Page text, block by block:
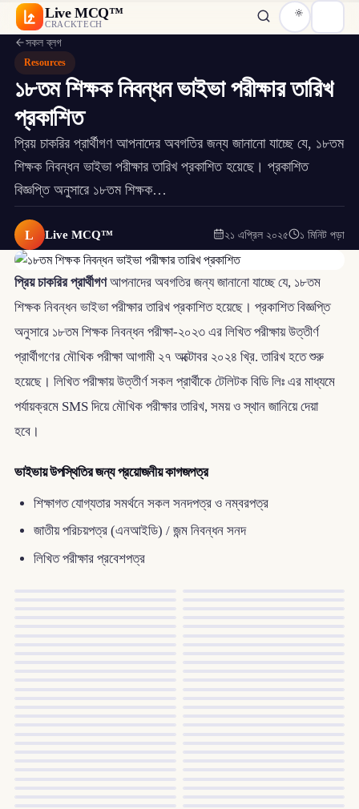
Live MCQ™
CRACKTECH
সকল ব্লগ
Resources
১৮তম শিক্ষক নিবন্ধন ভাইভা পরীক্ষার তারিখ
প্রকাশিত
প্রিয় চাকরির প্রার্থীগণ আপনাদের অবগতির জন্য জানানো যাচ্ছে যে, ১৮তম
শিক্ষক নিবন্ধন ভাইভা পরীক্ষার তারিখ প্রকাশিত হয়েছে। প্রকাশিত
বিজ্ঞপ্তি অনুসারে ১৮তম শিক্ষক…
L Live MCQ™ ২১ এপ্রিল ২০২৫ ১ মিনিট পড়া
প্রিয় চাকরির প্রার্থীগণআপনাদের অবগতির জন্য জানানো যাচ্ছে যে, ১৮তম
শিক্ষক নিবন্ধন ভাইভা পরীক্ষার তারিখ প্রকাশিত হয়েছে। প্রকাশিত বিজ্ঞপ্তি
অনুসারে ১৮তম শিক্ষক নিবন্ধন পরীক্ষা-২০২৩ এর লিখিত পরীক্ষায় উত্তীর্ণ
প্রার্থীগণের মৌখিক পরীক্ষা আগামী ২৭ অক্টোবর ২০২৪ খ্রি. তারিখ হতে শুরু
হয়েছে। লিখিত পরীক্ষায় উত্তীর্ণ সকল প্রার্থীকে টেলিটক বিডি লিঃ এর মাধ্যমে
পর্যায়ক্রমে SMS দিয়ে মৌখিক পরীক্ষার তারিখ, সময় ও স্থান জানিয়ে দেয়া
হবে।
ভাইভায় উপস্থিতির জন্য প্রয়োজনীয় কাগজপত্র
শিক্ষাগত যোগ্যতার সমর্থনে সকল সনদপত্র ও নম্বরপত্র
জাতীয় পরিচয়পত্র (এনআইডি) / জন্ম নিবন্ধন সনদ
লিখিত পরীক্ষার প্রবেশপত্র